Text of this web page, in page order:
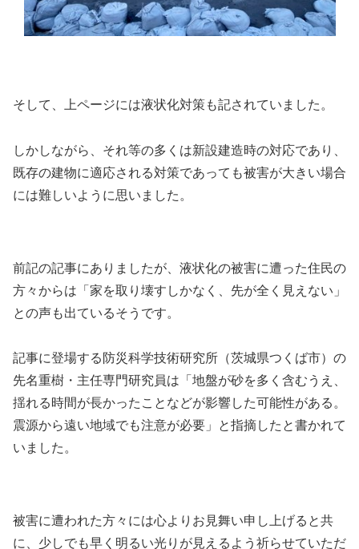
そして、上ページには液状化対策も記されていました。
しかしながら、それ等の多くは新設建造時の対応であり、
既存の建物に適応される対策であっても被害が大きい場合
には難しいように思いました。
前記の記事にありましたが、液状化の被害に遭った住民の
方々からは「家を取り壊すしかなく、先が全く見えない」
との声も出ているそうです。
記事に登場する防災科学技術研究所（茨城県つくば市）の
先名重樹・主任専門研究員は「地盤が砂を多く含むうえ、
揺れる時間が長かったことなどが影響した可能性がある。
震源から遠い地域でも注意が必要」と指摘したと書かれて
いました。
被害に遭われた方々には心よりお見舞い申し上げると共
に、少しでも早く明るい光りが見えるよう祈らせていただ